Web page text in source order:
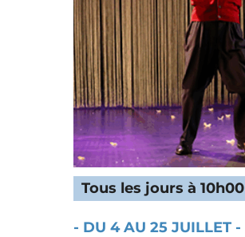
Tous les jours à 10h00
- DU 4 AU 25 JUILLET -